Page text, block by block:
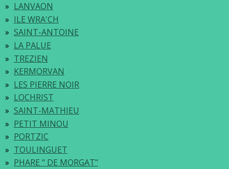
LANVAON
ILE WRA'CH
SAINT-ANTOINE
LA PALUE
TREZIEN
KERMORVAN
LES PIERRE NOIR
LOCHRIST
SAINT-MATHIEU
PETIT MINOU
PORTZIC
TOULINGUET
PHARE " DE MORGAT"